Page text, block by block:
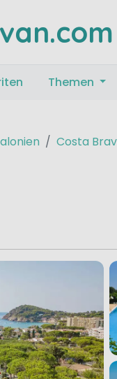
Themen
Costa